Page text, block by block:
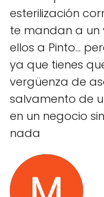
esterilización
te mandan a un
ellos a Pinto...
ya que tienes
vergüenza de
salvamento de
en un negocio
nada